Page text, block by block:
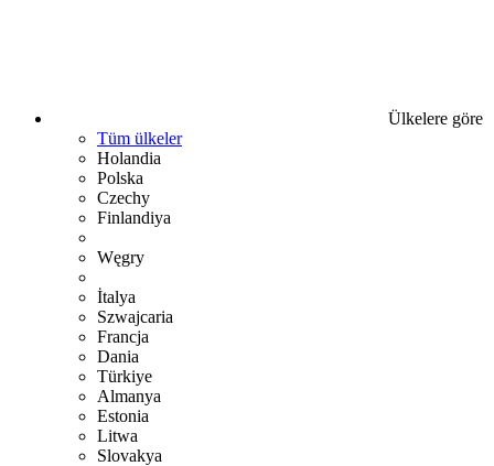
Ülkelere göre
Tüm ülkeler
Holandia
Polska
Czechy
Finlandiya
Węgry
İtalya
Szwajcaria
Francja
Dania
Türkiye
Almanya
Estonia
Litwa
Slovakya